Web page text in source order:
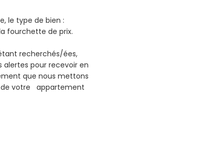
le type de bien :
fourchette de prix.
recherchés/ées,
alertes pour recevoir en
que nous mettons
de votre appartement